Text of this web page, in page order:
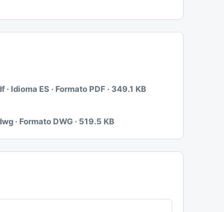
Idioma ES · Formato PDF · 349.1 KB
· Formato DWG · 519.5 KB